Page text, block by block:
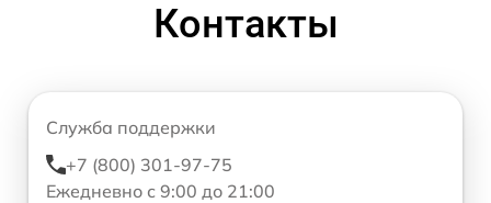
Контакты
Служба поддержки
+7 (800) 301-97-75
Ежедневно с 9:00 до 21:00